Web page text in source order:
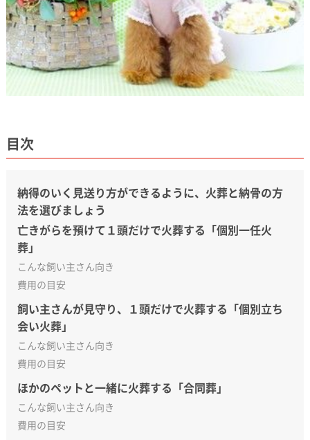
目次
納得のいく見送り方ができるように、火葬と納骨の方
法を選びましょう
亡きがらを預けて１頭だけで火葬する「個別一任火
葬」
こんな飼い主さん向き
費用の目安
飼い主さんが見守り、１頭だけで火葬する「個別立ち
会い火葬」
こんな飼い主さん向き
費用の目安
ほかのペットと一緒に火葬する「合同葬」
こんな飼い主さん向き
費用の目安